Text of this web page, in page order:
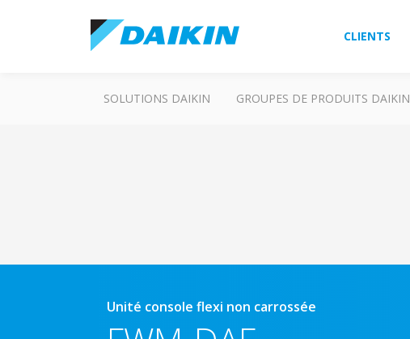
CLIENTS
SOLUTIONS DAIKIN GROUPES DE PRODUITS DAIKIN
Unité console flexi non carrossée